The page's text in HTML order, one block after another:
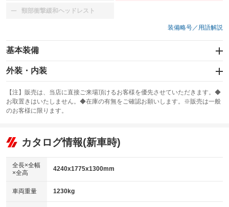
頸部衝撃緩和ヘッドレスト
：装備なし
装備略号／用語解説
基本装備
エアバッグ：運転席/助手席/サイド
：装備あり
：装備なし
サンルーフ
：装備なし ABS
リフトアップ
：装備なし
：装備なし
パワーウィンドウ
アイドリングストップ
：装備なし
外装・内装
カーナビ：SDナビ
：装備あり
TV：フルセグ
：装備あり
ビジュアル：-／DVD再生
：装備あり
アルミホイール：アルミホイール
：装備あり
【注】販売は、当店に直接ご来場頂けるお客様を優先させていただきます。◆
お取置きはいたしません。◆在庫の有無をご確認お願いします。※販売は一般
のお客様に限ります。
カタログ情報(新車時)
全長×全幅
×全高
4240x1775x1300mm
車両重量 1230kg